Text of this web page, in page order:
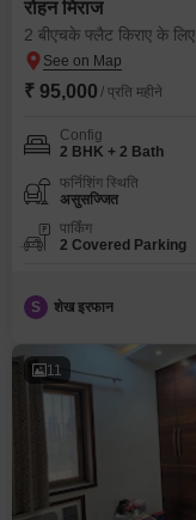
रोहन मिराज
2 बीएचके फ्लैट किराए के
₹ 95,000 / प्रति महीने
Config
2 BHK + 2 Bath
फर्निशिंग स्थिति
असुसज्जित
पार्किंग
2 Covered Parking
S शेख इरफान
11